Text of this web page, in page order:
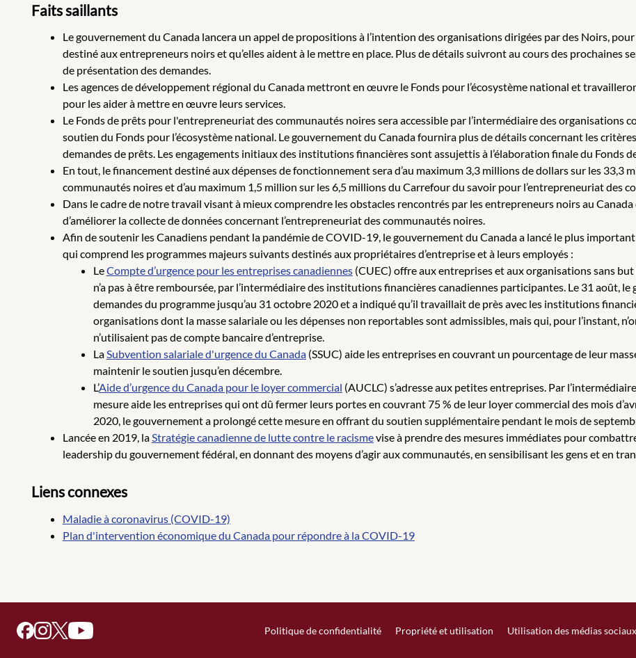
Faits saillants
Le gouvernement du Canada lancera un appel de propositions à l’intention des organisations dirigées par des Noirs,
destiné aux entrepreneurs noirs et qu’elles aident à le mettre en place. Plus de détails suivront au cours des prochaines
de présentation des demandes.
Les agences de développement régional du Canada mettront en œuvre le Fonds pour l’écosystème national et
pour les aider à mettre en œuvre leurs services.
Le Fonds de prêts pour l'entrepreneuriat des communautés noires sera accessible par l’intermédiaire des organisations
soutien du Fonds pour l’écosystème national. Le gouvernement du Canada fournira plus de détails concernant les
demandes de prêts. Les engagements initiaux des institutions financières sont assujettis à l’élaboration finale du Fonds
En tout, le financement destiné aux dépenses de fonctionnement sera d’au maximum 3,3 millions de dollars sur les
communautés noires et d’au maximum 1,5 million sur les 6,5 millions du Carrefour du savoir pour l’entrepreneuriat des
Dans le cadre de notre travail visant à mieux comprendre les obstacles rencontrés par les entrepreneurs noirs au
d’améliorer la collecte de données concernant l’entrepreneuriat des communautés noires.
Afin de soutenir les Canadiens pendant la pandémie de COVID-19, le gouvernement du Canada a lancé le plus important
qui comprend les programmes majeurs suivants destinés aux propriétaires d’entreprise et à leurs employés :
LeCompte d’urgence pour les entreprises canadiennes(CUEC) offre aux entreprises et aux organisations sans
n’a pas à être remboursée, par l’intermédiaire des institutions financières canadiennes participantes. Le 31 août,
demandes du programme jusqu’au 31 octobre 2020 et a indiqué qu’il travaillait de près avec les institutions
organisations dont la masse salariale ou les dépenses non reportables sont admissibles, mais qui, pour l’instant,
n’utilisaient pas de compte bancaire d’entreprise.
LaSubvention salariale d'urgence du Canada(SSUC) aide les entreprises en couvrant un pourcentage de leur
maintenir le soutien jusqu’en décembre.
L’Aide d’urgence du Canada pour le loyer commercial (AUCLC) s’adresse aux petites entreprises. Par
mesure aide les entreprises qui ont dû fermer leurs portes en couvrant 75 % de leur loyer commercial des mois
2020, le gouvernement a prolongé cette mesure en offrant du soutien supplémentaire pendant le mois de
Lancée en 2019, laStratégie canadienne de lutte contre le racismevise à prendre des mesures immédiates pour
leadership du gouvernement fédéral, en donnant des moyens d’agir aux communautés, en sensibilisant les gens et en
Liens connexes
Maladie à coronavirus (COVID-19)
Plan d'intervention économique du Canada pour répondre à la COVID-19
Politique de confidentialité Propriété et utilisation Utilisation des médias sociaux